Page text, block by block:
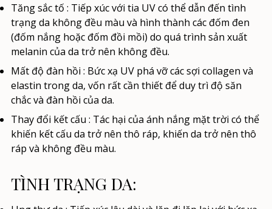
Tăng sắc tố : Tiếp xúc với tia UV có thể dẫn đến tình
trạng da không đều màu và hình thành các đốm đen
(đốm nắng hoặc đốm đồi mồi) do quá trình sản xuất
melanin của da trở nên không đều.
Mất độ đàn hồi: Bức xạ UV phá vỡ các sợi collagen và
elastin trong da, vốn rất cần thiết để duy trì độ săn
chắc và đàn hồi của da.
Thay đổi kết cấu : Tác hại của ánh nắng mặt trời có thể
khiến kết cấu da trở nên thô ráp, khiến da trở nên thô
ráp và không đều màu.
TÌNH TRẠNG DA: